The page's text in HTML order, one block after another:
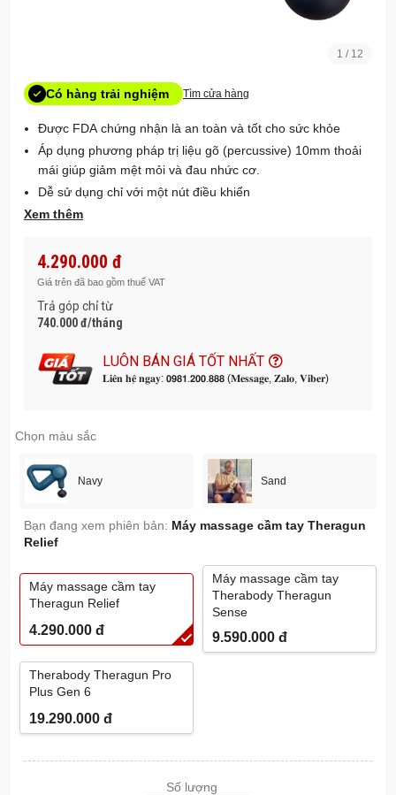
1 / 12
Tìm cửa hàng
Được FDA chứng nhận là an toàn và tốt cho sức khỏe
Áp dụng phương pháp trị liệu gõ (percussive) 10mm thoải
mái giúp giảm mệt mỏi và đau nhức cơ.
Dễ sử dụng chỉ với một nút điều khiển
Thiết kệ gọn nhẹ, dễ cầm nắm
nhau trên cơ thể: Dampener, Standard Ball, Thumb.
Cán cầm hình tam giác được chứng nhận giúp để thao tác
tại nhiều bộ phận trên cơ thể hơn so với các thiết bị khác
3 tốc độ với đèn LED chỉ báo\
không bị khó chịu
Có các chương trình hướng dẫn từng bước trên app
Xem thêm
4.290.000 đ
Giá trên đã bao gồm thuế VAT
Trả góp chỉ từ
740.000 đ/tháng
LUÔN BÁN GIÁ TỐT NHẤT
𝐋𝐢𝐞̂𝐧 𝐡𝐞̣̂ 𝐧𝐠𝐚𝐲: 𝟬𝟵𝟴𝟭.𝟮𝟬𝟬.𝟴𝟴𝟴 (𝐌𝐞𝐬𝐬𝐚𝐠𝐞, 𝐙𝐚𝐥𝐨, 𝐕𝐢𝐛𝐞𝐫)
Chọn màu sắc
Navy Sand
Bạn đang xem phiên bản: Máy massage cầm tay Theragun
Relief
Máy massage cầm tay
Theragun Relief
4.290.000 đ
Máy massage cầm tay
Therabody Theragun
Sense
9.590.000 đ
Therabody Theragun Pro
Plus Gen 6
19.290.000 đ
Số lượng